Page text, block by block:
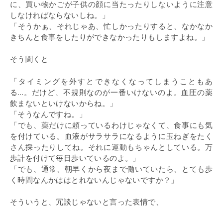
に、買い物かごが子供の顔に当たったりしないように注意
しなければならないしね。」
「そうかぁ、それじゃあ、忙しかったりすると、なかなか
きちんと食事をしたりができなかったりもしますよね。」
そう聞くと
「タイミングを外すとできなくなってしまうこともあ
る…。だけど、不規則なのが一番いけないのよ。血圧の薬
飲まないといけないからね。」
「そうなんですね。」
「でも、薬だけに頼っているわけじゃなくて、食事にも気
を付けている。血液がサラサラになるように玉ねぎをたく
さん採ったりしてね。それに運動もちゃんとしている。万
歩計を付けて毎日歩いているのよ。」
「でも、通常、朝早くから夜まで働いていたら、とても歩
く時間なんかははとれないんじゃないですか？」
そういうと、冗談じゃないと言った表情で、